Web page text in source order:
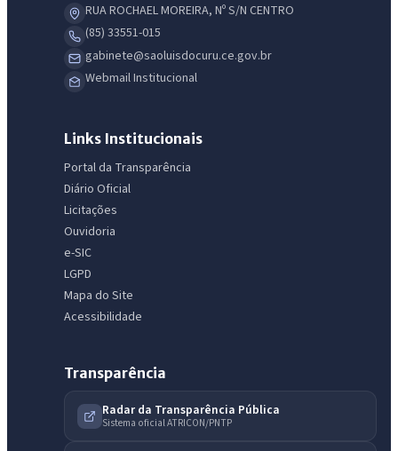
RUA ROCHAEL MOREIRA, Nº S/N CENTRO
(85) 33551-015
gabinete@saoluisdocuru.ce.gov.br
Webmail Institucional
Links Institucionais
Portal da Transparência
Diário Oficial
Licitações
Ouvidoria
e-SIC
LGPD
Mapa do Site
Acessibilidade
Transparência
Radar da Transparência Pública
Sistema oficial ATRICON/PNTP